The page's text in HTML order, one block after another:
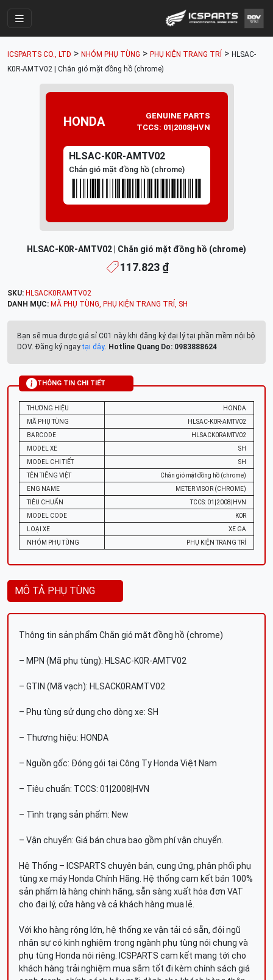
Cửa Hàng
Parts Catalogue
Mã Phụ Tùng
Tài khoản
ICSPARTS CO., LTD > NHÓM PHỤ TÙNG > PHỤ KIỆN TRANG TRÍ > HLSAC-
K0R-AMTV02 | Chắn gió mặt đồng hồ (chrome)
HONDA
GENUINE PARTS
TCCS: 01|2008|HVN
HLSAC-K0R-AMTV02
Chắn gió mặt đồng hồ (chrome)
HLSAC-K0R-AMTV02 | Chắn gió mặt đồng hồ (chrome)
117.823 ₫
SKU: HLSACK0RAMTV02
DANH MỤC: MÃ PHỤ TÙNG, PHỤ KIỆN TRANG TRÍ , SH
Bạn sẽ mua được giá sỉ C01 này khi đăng ký đại lý tại phần mềm nội bộ
DOV. Đăng ký ngaytại đây. Hotline Quang Do: 0983888624
THÔNG TIN CHI TIẾT
THƯƠNG HIỆU
HONDA
MÃ PHỤ TÙNG
HLSAC-K0R-AMTV02
BARCODE
HLSACK0RAMTV02
MODEL XE
SH
MODEL CHI TIẾT
SH
TÊN TIẾNG VIỆT
Chắn gió mặt đồng hồ (chrome)
ENG NAME
METER VISOR (CHROME)
TIÊU CHUẨN
TCCS: 01|2008|HVN
MODEL CODE
K0R
LOẠI XE
XE GA
NHÓM PHỤ TÙNG
PHỤ KIỆN TRANG TRÍ
MÔ TẢ PHỤ TÙNG
Thông tin sản phẩm Chắn gió mặt đồng hồ (chrome)
– MPN (Mã phụ tùng): HLSAC-K0R-AMTV02
– GTIN (Mã vạch): HLSACK0RAMTV02
– Phụ tùng sử dụng cho dòng xe: SH
– Thương hiệu: HONDA
– Nguồn gốc: Đóng gói tại Công Ty Honda Việt Nam
– Tiêu chuẩn: TCCS: 01|2008|HVN
– Tình trạng sản phẩm: New
– Vận chuyển: Giá bán chưa bao gồm phí vận chuyển.
Hệ Thống – ICSPARTS chuyên bán, cung ứng, phân phối phụ
tùng xe máy Honda Chính Hãng. Hệ thống cam kết bán 100%
sản phẩm là hàng chính hãng, sẵn sàng xuất hóa đơn VAT
cho đại lý, cửa hàng và cả khách hàng mua lẻ.
Với kho hàng rộng lớn, hệ thống xe vận tải có sẵn, đội ngũ
nhân sự có kinh nghiệm trong ngành phụ tùng nói chung và
phụ tùng Honda nói riêng. ICSPARTS cam kết mang tới cho
khách hàng trải nghiệm mua sắm tốt đi kèm chính sách giá